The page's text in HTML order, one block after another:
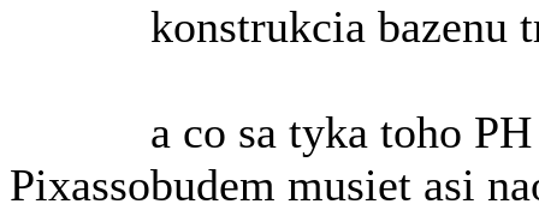
Pixasso
konstrukcia bazenu
a co sa tyka toho
budem musiet asi